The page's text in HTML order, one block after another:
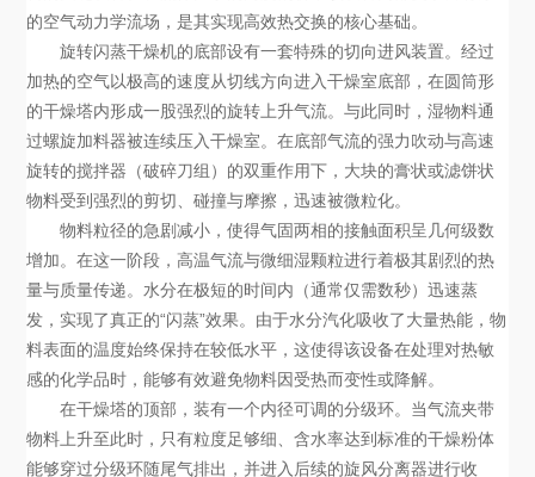
的空气动力学流场，是其实现高效热交换的核心基础。
旋转闪蒸干燥机的底部设有一套特殊的切向进风装置。经过
加热的空气以极高的速度从切线方向进入干燥室底部，在圆筒形
的干燥塔内形成一股强烈的旋转上升气流。与此同时，湿物料通
过螺旋加料器被连续压入干燥室。在底部气流的强力吹动与高速
旋转的搅拌器（破碎刀组）的双重作用下，大块的膏状或滤饼状
物料受到强烈的剪切、碰撞与摩擦，迅速被微粒化。
物料粒径的急剧减小，使得气固两相的接触面积呈几何级数
增加。在这一阶段，高温气流与微细湿颗粒进行着极其剧烈的热
量与质量传递。水分在极短的时间内（通常仅需数秒）迅速蒸
发，实现了真正的“闪蒸”效果。由于水分汽化吸收了大量热能，物
料表面的温度始终保持在较低水平，这使得该设备在处理对热敏
感的化学品时，能够有效避免物料因受热而变性或降解。
在干燥塔的顶部，装有一个内径可调的分级环。当气流夹带
物料上升至此时，只有粒度足够细、含水率达到标准的干燥粉体
能够穿过分级环随尾气排出，并进入后续的旋风分离器进行收